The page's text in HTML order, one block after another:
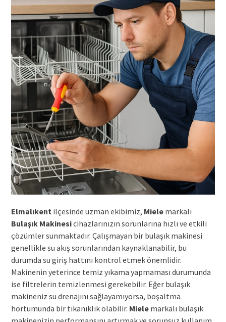
Elmalıkentilçesinde uzman ekibimiz, Mielemarkalı
Bulaşık Makinesicihazlarınızın sorunlarına hızlı ve etkili
çözümler sunmaktadır. Çalışmayan bir bulaşık makinesi
genellikle su akış sorunlarından kaynaklanabilir, bu
durumda su giriş hattını kontrol etmek önemlidir.
Makinenin yeterince temiz yıkama yapmaması durumunda
ise filtrelerin temizlenmesi gerekebilir. Eğer bulaşık
makineniz su drenajını sağlayamıyorsa, boşaltma
hortumunda bir tıkanıklık olabilir. Mielemarkalı bulaşık